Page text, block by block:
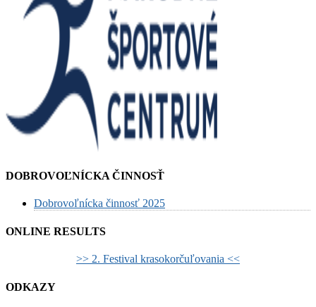
DOBROVOĽNÍCKA ČINNOSŤ
Dobrovoľnícka činnosť 2025
ONLINE RESULTS
>> 2. Festival krasokorčuľovania <<
ODKAZY